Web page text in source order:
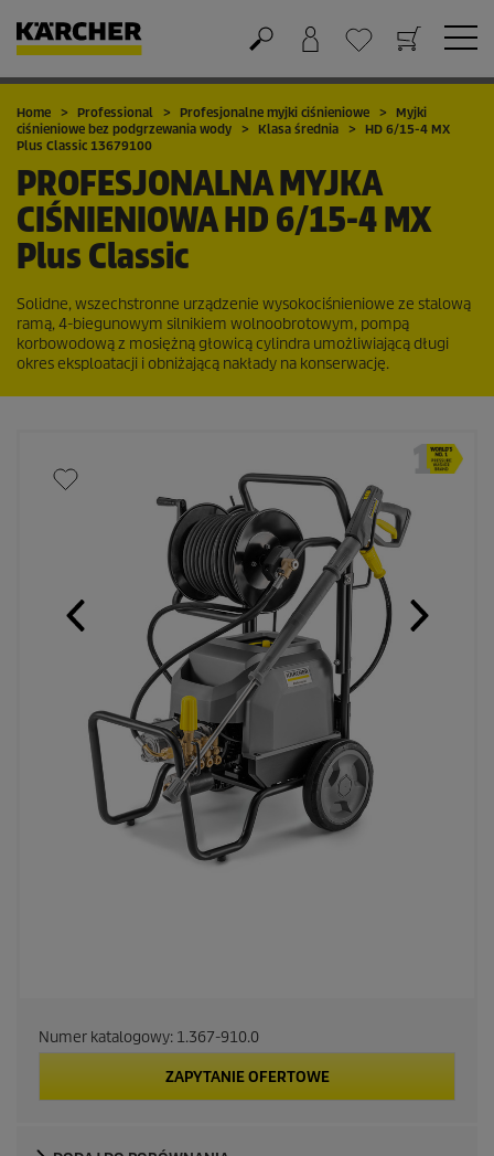
Koszyk
Lista życzeń
Home Professional Profesjonalne myjki ciśnieniowe
Myjki
ciśnieniowe bez podgrzewania wody
Klasa średnia
HD 6/15-4 MX
Plus Classic 13679100
PROFESJONALNA MYJKA
CIŚNIENIOWAHD 6/15-4 MX
Plus Classic
Solidne, wszechstronne urządzenie wysokociśnieniowe ze stalową
ramą, 4-biegunowym silnikiem wolnoobrotowym, pompą
korbowodową z mosiężną głowicą cylindra umożliwiającą długi
okres eksploatacji i obniżającą nakłady na konserwację.
Numer katalogowy: 1.367-910.0
ZAPYTANIE OFERTOWE